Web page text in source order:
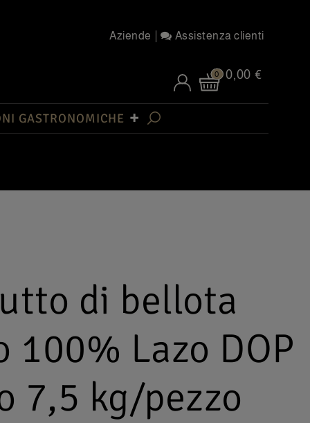
Aziende Assistenza clienti
0 0,00 €
GASTRONOMICHE
di bellota
100% Lazo DOP
7,5 kg/pezzo